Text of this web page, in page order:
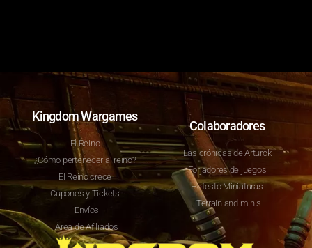
Kingdom Wargames
El Reino
¿Cómo pertenecer al reino?
El Reino crece
Cupones y Tickets
Envíos
Área de Afiliados
Colaboradores
Las crónicas de Arturok
Forjadores de juegos
Hefesto Miniaturas
Terrain and minis